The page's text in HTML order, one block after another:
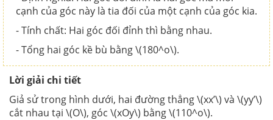
cạnh của góc này là tia đối của một cạnh của góc kia.
- Tính chất: Hai góc đối đỉnh thì bằng nhau.
- Tổng hai góc kề bù bằng \(180^o\).
Lời giải chi tiết
Giả sử trong hình dưới, hai đường thẳng \(xx’\) và \(yy’\)
cắt nhau tại \(O\), góc \(xOy\) bằng \(110^o\).